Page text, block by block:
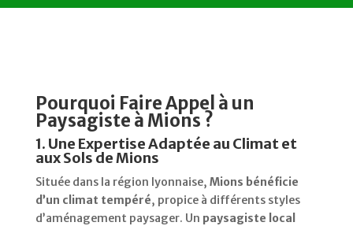
Pourquoi Faire Appel à un
Paysagiste à Mions ?
1. Une Expertise Adaptée au Climat et
aux Sols de Mions
Située dans la région lyonnaise, Mions bénéficie
d’un climat tempéré, propice à différents styles
d’aménagement paysager. Un paysagiste local